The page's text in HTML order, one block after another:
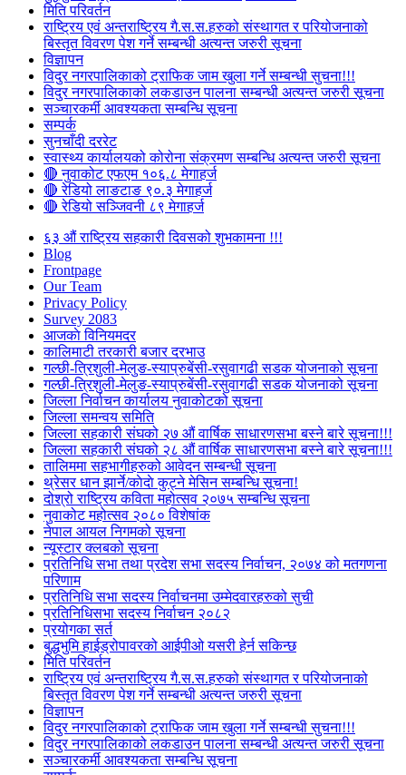
मिति परिवर्तन
राष्ट्रिय एवं अन्तराष्ट्रिय गै.स.स.हरुको संस्थागत र परियोजनाको
बिस्तृत विवरण पेश गर्ने सम्बन्धी अत्यन्त जरुरी सूचना
विज्ञापन
विदुर नगरपालिकाको ट्राफिक जाम खुला गर्ने सम्बन्धी सुचना!!!
विदुर नगरपालिकाको लकडाउन पालना सम्बन्धी अत्यन्त जरुरी सूचना
सञ्चारकर्मी आवश्यकता सम्बन्धि सूचना
सम्पर्क
सुनचाँदी दररेट
स्वास्थ्य कार्यालयको कोरोना संक्रमण सम्बन्धि अत्यन्त जरुरी सूचना
🔴 नुवाकोट एफएम १०६.८ मेगाहर्ज
🔴 रेडियो लाङटाङ ९०.३ मेगाहर्ज
🔴 रेडियो सञ्जिवनी ८९ मेगाहर्ज
६३ औं राष्ट्रिय सहकारी दिवसको शुभकामना !!!
Blog
Frontpage
Our Team
Privacy Policy
Survey 2083
आजकाे विनियमदर
कालिमाटी तरकारी बजार दरभाउ
गल्छी-त्रिशुली-मेलुङ-स्याप्रुबेंसी-रसुवागढी सडक योजनाको सूचना
गल्छी-त्रिशुली-मेलुङ-स्याप्रुबेंसी-रसुवागढी सडक योजनाको सूचना
जिल्ला निर्वाचन कार्यालय नुवाकोटको सूचना
जिल्ला समन्वय समिति
जिल्ला सहकारी संघको २७ औं वार्षिक साधारणसभा बस्ने बारे सूचना!!!
जिल्ला सहकारी संघको २८ औं वार्षिक साधारणसभा बस्ने बारे सूचना!!!
तालिममा सहभागीहरुको आवेदन सम्बन्धी सूचना
थ्रेसर धान झार्ने/काेदाे कुट्ने मेसिन सम्बन्धि सूचना!
दोश्रो राष्ट्रिय कविता महोत्सव २०७५ सम्बन्धि सूचना
नुवाकोट महोत्सव २०८० विशेषांक
नेपाल आयल निगमको सूचना
न्यूस्टार क्लबको सूचना
प्रतिनिधि सभा तथा प्रदेश सभा सदस्य निर्वाचन, २०७४ को मतगणना
परिणाम
प्रतिनिधि सभा सदस्य निर्वाचनमा उम्मेदवारहरुको सुची
प्रतिनिधिसभा सदस्य निर्वाचन २०८२
प्रयोगका सर्त
बुद्धभुमि हाईड्रोपावरको आईपीओ यसरी हेर्न सकिन्छ
मिति परिवर्तन
राष्ट्रिय एवं अन्तराष्ट्रिय गै.स.स.हरुको संस्थागत र परियोजनाको
बिस्तृत विवरण पेश गर्ने सम्बन्धी अत्यन्त जरुरी सूचना
विज्ञापन
विदुर नगरपालिकाको ट्राफिक जाम खुला गर्ने सम्बन्धी सुचना!!!
विदुर नगरपालिकाको लकडाउन पालना सम्बन्धी अत्यन्त जरुरी सूचना
सञ्चारकर्मी आवश्यकता सम्बन्धि सूचना